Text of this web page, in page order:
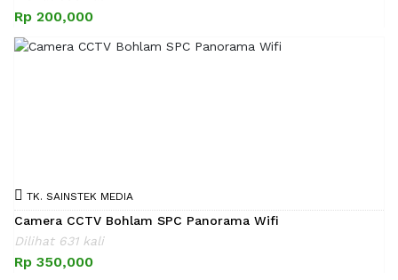
Rp 200,000
TK. SAINSTEK MEDIA
Camera CCTV Bohlam SPC Panorama Wifi
Dilihat 631 kali
Rp 350,000